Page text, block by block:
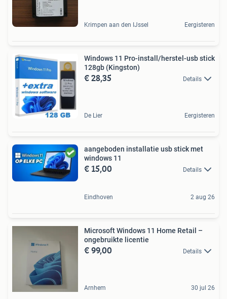
Krimpen aan den IJssel Eergisteren
Windows 11 Pro-install/herstel-usb stick
128gb (Kingston)
€ 28,35 Details
De Lier Eergisteren
aangeboden installatie usb stick met
windows 11
€ 15,00 Details
Eindhoven 2 aug 26
Microsoft Windows 11 Home Retail –
ongebruikte licentie
€ 99,00 Details
Arnhem 30 jul 26